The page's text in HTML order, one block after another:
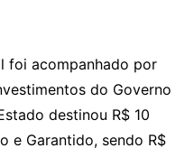
foi acompanhado por
do Governo
destinou R$ 10
e Garantido, sendo R$